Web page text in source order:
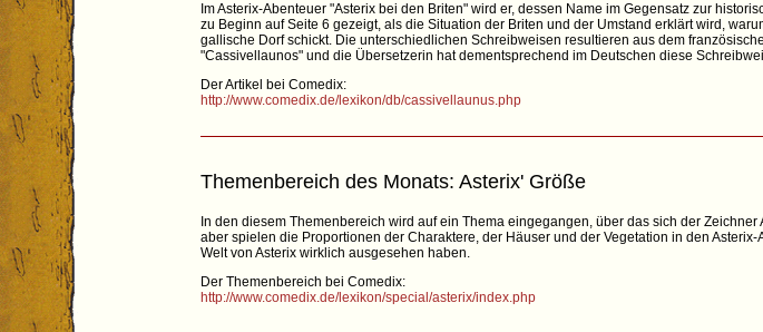
Im Asterix-Abenteuer "Asterix bei den Briten" wird er, dessen Name im Gegensatz zur
zu Beginn auf Seite 6 gezeigt, als die Situation der Briten und der Umstand erklärt wird,
gallische Dorf schickt. Die unterschiedlichen Schreibweisen resultieren aus dem
"Cassivellaunos" und die Übersetzerin hat dementsprechend im Deutschen diese
Der Artikel bei Comedix:
http://www.comedix.de/lexikon/db/cassivellaunus.php
Themenbereich des Monats: Asterix' Größe
In den diesem Themenbereich wird auf ein Thema eingegangen, über das sich der
aber spielen die Proportionen der Charaktere, der Häuser und der Vegetation in den
Welt von Asterix wirklich ausgesehen haben.
Der Themenbereich bei Comedix:
http://www.comedix.de/lexikon/special/asterix/index.php